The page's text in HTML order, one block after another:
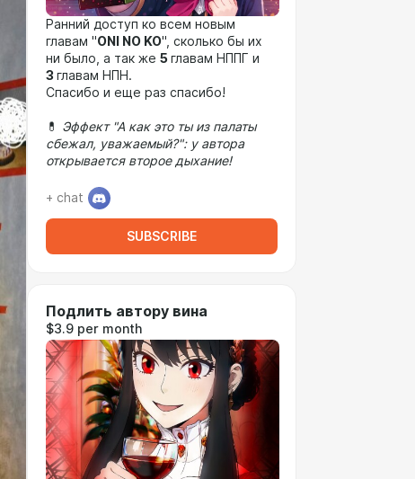
Ранний доступ ко всем новым
главам "ONI NO KO", сколько бы их
ни было, а так же 5главам НППГ и
3 главам НПН.
Спасибо и еще раз спасибо!
💊 Эффект "А как это ты из палаты
сбежал, уважаемый?": у автора
открывается второе дыхание!
+ chat
SUBSCRIBE
Подлить автору вина
$3.9 per month